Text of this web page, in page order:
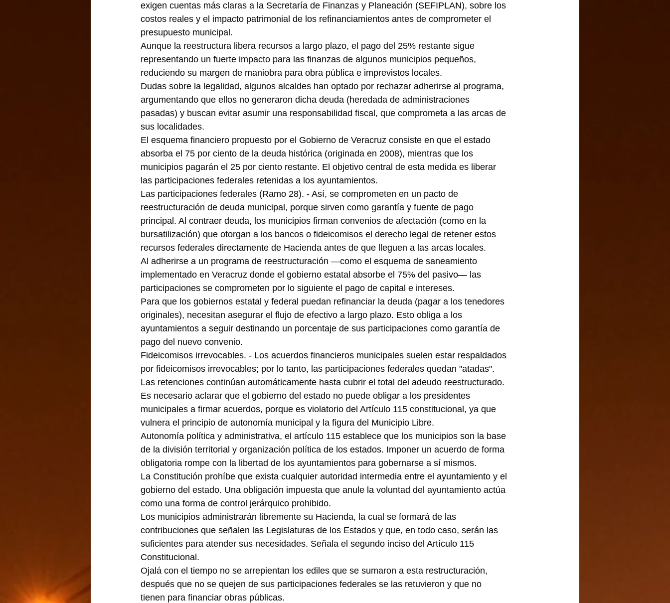
exigen cuentas más claras a la Secretaría de Finanzas y Planeación (SEFIPLAN), sobre los
costos reales y el impacto patrimonial de los refinanciamientos antes de comprometer el
presupuesto municipal.
Aunque la reestructura libera recursos a largo plazo, el pago del 25% restante sigue
representando un fuerte impacto para las finanzas de algunos municipios pequeños,
reduciendo su margen de maniobra para obra pública e imprevistos locales.
Dudas sobre la legalidad, algunos alcaldes han optado por rechazar adherirse al programa,
argumentando que ellos no generaron dicha deuda (heredada de administraciones
pasadas) y buscan evitar asumir una responsabilidad fiscal, que comprometa a las arcas de
sus localidades.
El esquema financiero propuesto por el Gobierno de Veracruz consiste en que el estado
absorba el 75 por ciento de la deuda histórica (originada en 2008), mientras que los
municipios pagarán el 25 por ciento restante. El objetivo central de esta medida es liberar
las participaciones federales retenidas a los ayuntamientos.
Las participaciones federales (Ramo 28). - Así, se comprometen en un pacto de
reestructuración de deuda municipal, porque sirven como garantía y fuente de pago
principal. Al contraer deuda, los municipios firman convenios de afectación (como en la
bursatilización) que otorgan a los bancos o fideicomisos el derecho legal de retener estos
recursos federales directamente de Hacienda antes de que lleguen a las arcas locales.
Al adherirse a un programa de reestructuración —como el esquema de saneamiento
implementado en Veracruz donde el gobierno estatal absorbe el 75% del pasivo— las
participaciones se comprometen por lo siguiente el pago de capital e intereses.
Para que los gobiernos estatal y federal puedan refinanciar la deuda (pagar a los tenedores
originales), necesitan asegurar el flujo de efectivo a largo plazo. Esto obliga a los
ayuntamientos a seguir destinando un porcentaje de sus participaciones como garantía de
pago del nuevo convenio.
Fideicomisos irrevocables. - Los acuerdos financieros municipales suelen estar respaldados
por fideicomisos irrevocables; por lo tanto, las participaciones federales quedan "atadas".
Las retenciones continúan automáticamente hasta cubrir el total del adeudo reestructurado.
Es necesario aclarar que el gobierno del estado no puede obligar a los presidentes
municipales a firmar acuerdos, porque es violatorio del Artículo 115 constitucional, ya que
vulnera el principio de autonomía municipal y la figura del Municipio Libre.
Autonomía política y administrativa, el artículo 115 establece que los municipios son la base
de la división territorial y organización política de los estados. Imponer un acuerdo de forma
obligatoria rompe con la libertad de los ayuntamientos para gobernarse a sí mismos.
La Constitución prohíbe que exista cualquier autoridad intermedia entre el ayuntamiento y el
gobierno del estado. Una obligación impuesta que anule la voluntad del ayuntamiento actúa
como una forma de control jerárquico prohibido.
Los municipios administrarán libremente su Hacienda, la cual se formará de las
contribuciones que señalen las Legislaturas de los Estados y que, en todo caso, serán las
suficientes para atender sus necesidades. Señala el segundo inciso del Artículo 115
Constitucional.
Ojalá con el tiempo no se arrepientan los ediles que se sumaron a esta restructuración,
después que no se quejen de sus participaciones federales se las retuvieron y que no
tienen para financiar obras públicas.